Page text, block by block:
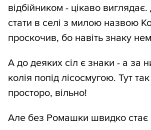
відбійником - цікаво
стати в селі з милою назвою
проскочив, бо навіть знаку
А до деяких сіл є знаки - а за
колія попід лісосмугою. Тут
просторо, вільно!
Але без Ромашки швидко стає